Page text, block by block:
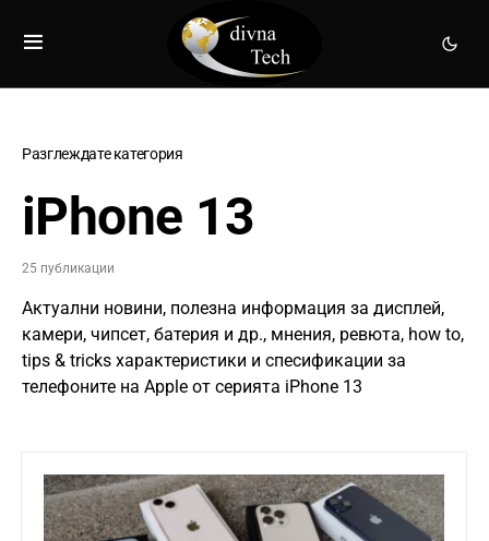
Разглеждате категория
iPhone 13
25 публикации
Актуални новини, полезна информация за дисплей,
камери, чипсет, батерия и др., мнения, ревюта, how to,
tips & tricks характеристики и спесификации за
телефоните на Apple от серията iPhone 13